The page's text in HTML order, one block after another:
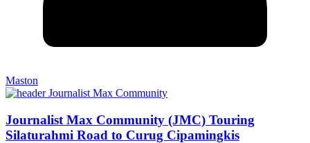
Maston
Journalist Max Community (JMC) Touring
Silaturahmi Road to Curug Cipamingkis